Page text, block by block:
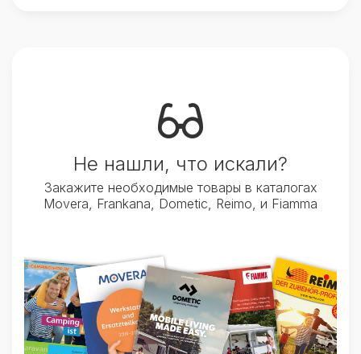
Не нашли, что искали?
Закажите необходимые товары в каталогах
Movera, Frankana, Dometic, Reimo, и Fiamma